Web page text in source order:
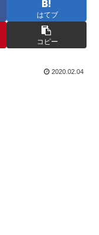
はてブ
コピー
2020.02.04